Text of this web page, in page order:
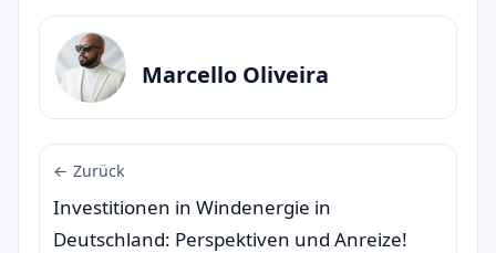
Marcello Oliveira
← Zurück
Investitionen in Windenergie in
Deutschland: Perspektiven und Anreize!